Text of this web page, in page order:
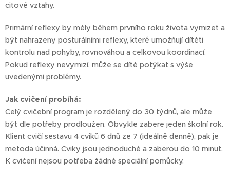
citové vztahy.
Primární reflexy by měly během prvního roku života vymizet a
být nahrazeny posturálními reflexy, které umožňují dítěti
kontrolu nad pohyby, rovnováhou a celkovou koordinací.
Pokud reflexy nevymizí, může se dítě potýkat s výše
uvedenými problémy.
Jak cvičení probíhá:
Celý cvičební program je rozdělený do 30 týdnů, ale může
být dle potřeby prodloužen. Obvykle zabere jeden školní rok.
Klient cvičí sestavu 4 cviků 6 dnů ze 7 (ideálně denně), pak je
metoda účinná. Cviky jsou jednoduché a zaberou do 10 minut.
K cvičení nejsou potřeba žádné speciální pomůcky.